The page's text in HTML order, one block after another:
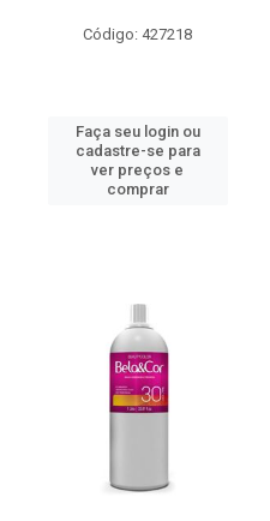
Código: 427218
Faça seu login ou
cadastre-se para
ver preços e
comprar